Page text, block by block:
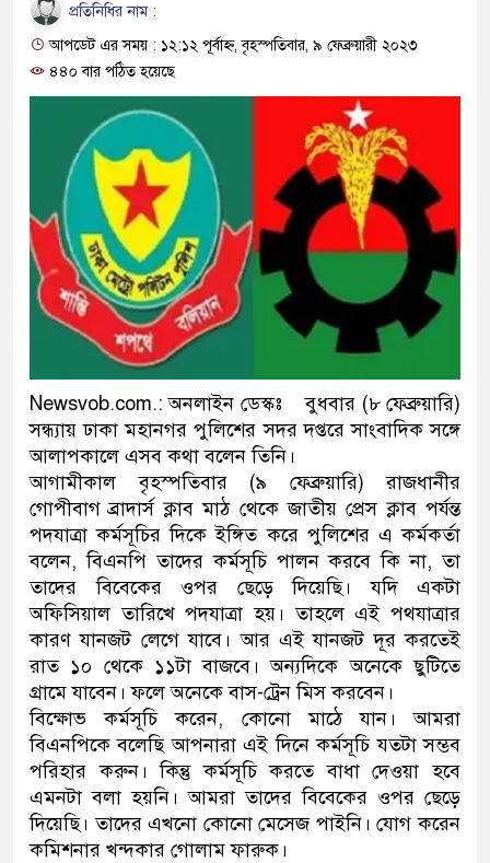
মিরপুর মডেল থানার
মাদক কারবারি গ্রেফতার
২৮ লাখ টাকার জাল নোটসহ
থানা পুলিশ
যেকোনো সময় বেনজীরের
নেতৃত্ব ও গণতন্ত্রের মূর্তমান
যে ভাবে ডেভিড ইমনের
‘আজহার খান’
অবৈধ বিদেশি পিস্তল,
জড়িত কিশোর গ্যাংয়ের চার শিশু
ডাকাতির প্রস্তুতিকালে
থানা পুলিশ
প্রতিনিধির নাম :
আপডেট এর সময় : ১২:১২ পূর্বাহ্ন, বৃহস্পতিবার, ৯ ফেব্রুয়ারী ২০২৩
৪৪০ বার পঠিত হয়েছে
Newsvob.com.: অনলাইন ডেস্কঃ বুধবার (৮ ফেব্রুয়ারি)
সন্ধ্যায় ঢাকা মহানগর পুলিশের সদর দপ্তরে সাংবাদিক সঙ্গে
আলাপকালে এসব কথা বলেন তিনি।
আগামীকাল বৃহস্পতিবার (৯ ফেব্রুয়ারি) রাজধানীর
গোপীবাগ ব্রাদার্স ক্লাব মাঠ থেকে জাতীয় প্রেস ক্লাব পর্যন্ত
পদযাত্রা কর্মসূচির দিকে ইঙ্গিত করে পুলিশের এ কর্মকর্তা
বলেন, বিএনপি তাদের কর্মসূচি পালন করবে কি না, তা
তাদের বিবেকের ওপর ছেড়ে দিয়েছি। যদি একটা
অফিসিয়াল তারিখে পদযাত্রা হয়। তাহলে এই পথযাত্রার
কারণ যানজট লেগে যাবে। আর এই যানজট দূর করতেই
রাত ১০ থেকে ১১টা বাজবে। অন্যদিকে অনেকে ছুটিতে
গ্রামে যাবেন। ফলে অনেকে বাস-ট্রেন মিস করবেন।
বিক্ষোভ কর্মসূচি করেন, কোনো মাঠে যান। আমরা
বিএনপিকে বলেছি আপনারা এই দিনে কর্মসূচি যতটা সম্ভব
পরিহার করুন। কিন্তু কর্মসূচি করতে বাধা দেওয়া হবে
এমনটা বলা হয়নি। আমরা তাদের বিবেকের ওপর ছেড়ে
দিয়েছি। তাদের এখনো কোনো মেসেজ পাইনি। যোগ করেন
কমিশনার খন্দকার গোলাম ফারুক।